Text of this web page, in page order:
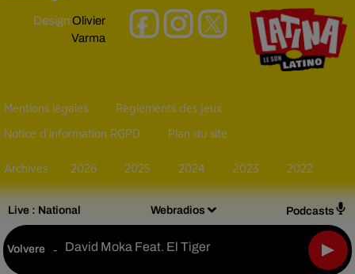
Live : National Webradios Podcasts
Volvere - David Moka Feat. El Tiger
DesignOlivier
Varma
Mentions légales Règlements des jeux
Notice d’information RGPD Plan du site
Archives 2026 2025 2024 2023 2022